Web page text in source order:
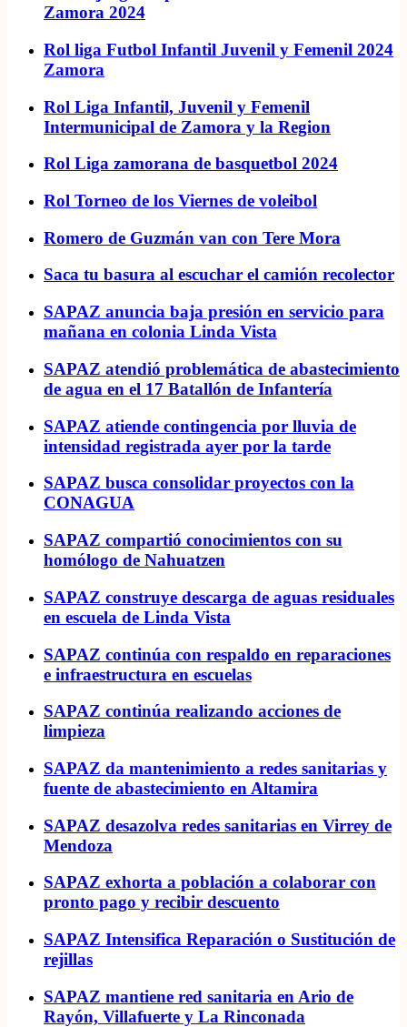
Zamora 2024
Rol liga Futbol Infantil Juvenil y Femenil 2024
Zamora
Rol Liga Infantil, Juvenil y Femenil
Intermunicipal de Zamora y la Region
Rol Liga zamorana de basquetbol 2024
Rol Torneo de los Viernes de voleibol
Romero de Guzmán van con Tere Mora
Saca tu basura al escuchar el camión recolector
SAPAZ anuncia baja presión en servicio para
mañana en colonia Linda Vista
SAPAZ atendió problemática de abastecimiento
de agua en el 17 Batallón de Infantería
SAPAZ atiende contingencia por lluvia de
intensidad registrada ayer por la tarde
SAPAZ busca consolidar proyectos con la
CONAGUA
SAPAZ compartió conocimientos con su
homólogo de Nahuatzen
SAPAZ construye descarga de aguas residuales
en escuela de Linda Vista
SAPAZ continúa con respaldo en reparaciones
e infraestructura en escuelas
SAPAZ continúa realizando acciones de
limpieza
SAPAZ da mantenimiento a redes sanitarias y
fuente de abastecimiento en Altamira
SAPAZ desazolva redes sanitarias en Virrey de
Mendoza
SAPAZ exhorta a población a colaborar con
pronto pago y recibir descuento
SAPAZ Intensifica Reparación o Sustitución de
rejillas
SAPAZ mantiene red sanitaria en Ario de
Rayón, Villafuerte y La Rinconada